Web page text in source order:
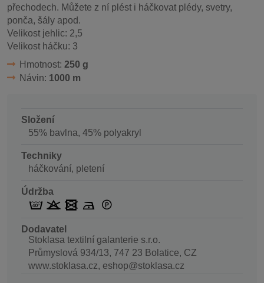
přechodech. Můžete z ní plést i háčkovat plédy, svetry,
ponča, šály apod.
Velikost jehlic: 2,5
Velikost háčku: 3
Hmotnost: 250 g
Návin: 1000 m
Složení
55% bavlna, 45% polyakryl
Techniky
háčkování, pletení
Údržba
Dodavatel
Stoklasa textilní galanterie s.r.o.
Průmyslová 934/13, 747 23 Bolatice, CZ
www.stoklasa.cz, eshop@stoklasa.cz